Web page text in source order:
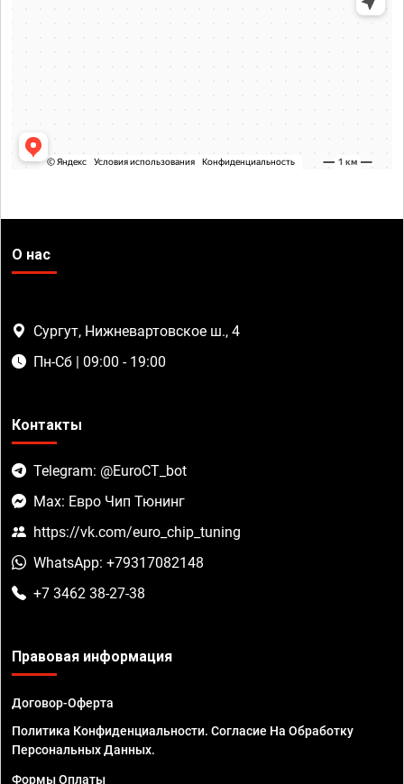
О нас
Сургут, Нижневартовское ш., 4
Пн-Сб | 09:00 - 19:00
Контакты
Telegram: @EuroCT_bot
Max: Евро Чип Тюнинг
https://vk.com/euro_chip_tuning
WhatsApp: +79317082148
+7 3462 38-27-38
Правовая информация
Договор-Оферта
Политика Конфиденциальности. Согласие На Обработку
Персональных Данных.
Формы Оплаты